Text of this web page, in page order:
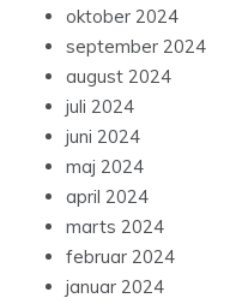
oktober 2024
september 2024
august 2024
juli 2024
juni 2024
maj 2024
april 2024
marts 2024
februar 2024
januar 2024